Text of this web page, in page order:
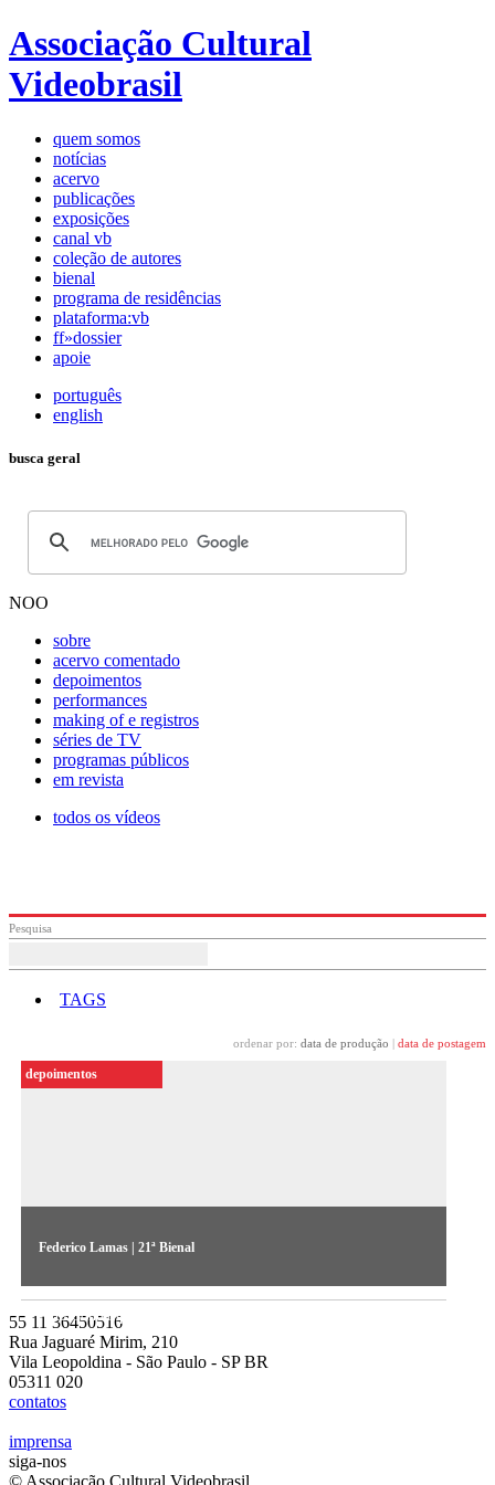
Associação Cultural
Videobrasil
quem somos
notícias
acervo
publicações
exposições
canal vb
coleção de autores
bienal
programa de residências
plataforma:vb
ff»dossier
apoie
português
english
busca geral
NOO
sobre
acervo comentado
depoimentos
performances
making of e registros
séries de TV
programas públicos
em revista
todos os vídeos
Pesquisa
TAGS
ordenar por: data de produção data de postagem
Federico Lamas | 21ª Bienal
O artista fala sobre sua obra NOO, exposta na 21ª Bienal de
Arte Contemporânea Sesc_Videobrasil
depoimentos
55 11 36450516
Rua Jaguaré Mirim, 210
Vila Leopoldina - São Paulo - SP BR
05311 020
contatos
imprensa
siga-nos